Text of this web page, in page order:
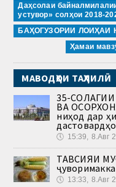
Даҳсолаи
устувор» солҳои 2018-
БАҲОГУЗОРИИ ЛОИҲАИ
Ҳамаи
МАВОДҲОИ ТАҲЛИЛӢ
35-
ВА
ниҳод дар
🕔 15:39, 8.Авг
ТАВСИЯИ
🕔 13:33, 8.Авг